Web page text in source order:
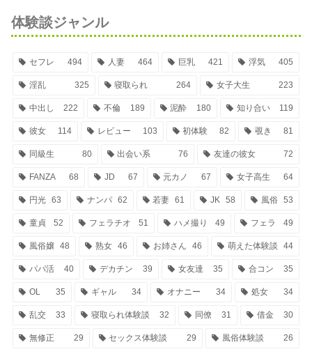
体験談ジャンル
セフレ 494 人妻 464 巨乳 421 浮気 405
淫乱 325 寝取られ 264 女子大生 223
中出し 222 不倫 189 泥酔 180 知り合い 119
彼女 114 レビュー 103 初体験 82 覗き 81
同級生 80 出会い系 76 友達の彼女 72
FANZA 68 JD 67 元カノ 67 女子高生 64
円光 63 ナンパ 62 若妻 61 JK 58 風俗 53
童貞 52 フェラチオ 51 ハメ撮り 49 フェラ 49
風俗嬢 48 熟女 46 お姉さん 46 萌えた体験談 44
パパ活 40 デカチン 39 女友達 35 合コン 35
OL 35 ギャル 34 オナニー 34 処女 34
乱交 33 寝取られ体験談 32 同僚 31 借金 30
無修正 29 セックス体験談 29 風俗体験談 26